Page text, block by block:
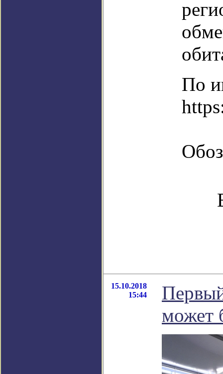
По
15.10.2018
15:44
может